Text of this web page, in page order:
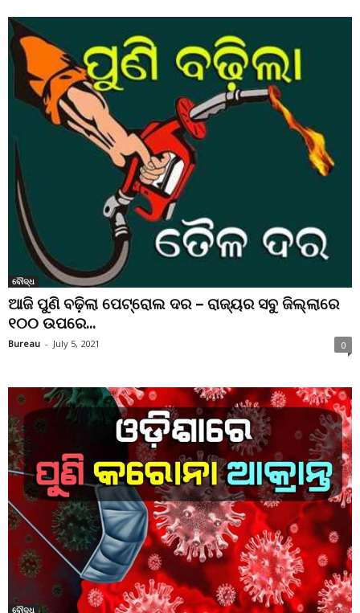
ବୌଦ୍ଧ
ଆଜି ପୁଣି ବଢ଼ିଲା ପେଟ୍ରୋଲ ଦର – ରାଜ୍ୟର ସବୁ ଜିଲ୍ଲାରେ
୧୦୦ ଉପରେ...
Bureau - July 5, 2021 0
ବୌଦ୍ଧ